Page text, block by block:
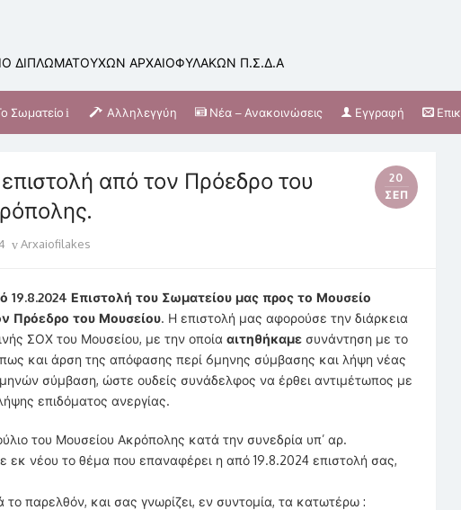
ΔΙΠΛΩΜΑΤΟΥΧΩΝ ΑΡΧΑΙΟΦΥΛΑΚΩΝ Π.Σ.Δ.Α
Σωματείο Αλληλεγγύη Νέα – Ανακοινώσεις Εγγραφή
από τον Πρόεδρο του
20
ΣΕΠ
Author
Arxaiofilakes
19.8.2024 Επιστολή του Σωματείου μας προς το Μουσείο
Πρόεδρο του Μουσείου. Η επιστολή μας αφορούσε την διάρκεια
ΣΟΧ του Μουσείου, με την οποία αιτηθήκαμε συνάντηση με το
και άρση της απόφασης περί 6μηνης σύμβασης και λήψη νέας
σύμβαση, ώστε ουδείς συνάδελφος να έρθει αντιμέτωπος με
επιδόματος ανεργίας.
του Μουσείου Ακρόπολης κατά την συνεδρία υπ’ αρ.
εκ νέου το θέμα που επαναφέρει η από 19.8.2024 επιστολή σας,
το παρελθόν, και σας γνωρίζει, εν συντομία, τα κατωτέρω :